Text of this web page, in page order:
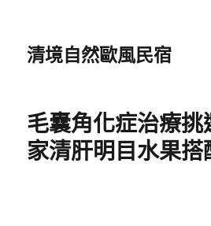
清境自然歐風民宿
毛囊角化症治療挑
家清肝明目水果搭